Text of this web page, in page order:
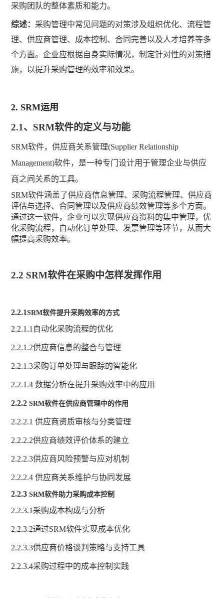
采购团队的整体素质和能力。
综述： 采购管理中常见问题的对策涉及组织优化、流程管
理、供应商管理、成本控制、合同完善以及人才培养等多
个方面。企业应根据自身实际情况，制定针对性的对策措
施，以提升采购管理的效率和效果。
2. SRM运用
2.1、 SRM软件的定义与功能
SRM软件，供应商关系管理(Supplier Relationship
Management)软件， 是一种专门设计用于管理企业与供应
商之间关系的工具。
SRM软件涵盖了供应商信息管理、采购流程管理、供应商
评估与选择、合同管理以及供应商绩效管理等多个方面。
通过这一软件，企业可以实现供应商资料的集中管理，优
化采购流程，自动化订单处理、发票管理等环节，从而大
幅提高采购效率。
2.2 SRM软件在采购中怎样发挥作用
2.2.1SRM软件提升采购效率的方式
2.2.1.1自动化采购流程的优化
2.2.1.2供应商信息的整合与管理
2.2.1.3采购订单处理与跟踪的智能化
2.2.1.4 数据分析在提升采购效率中的应用
2.2.2 SRM软件在供应商管理中的作用
2.2.2.1 供应商资质审核与分类管理
2.2.2.2供应商绩效评价体系的建立
2.2.2.3供应商风险预警与应对机制
2.2.2.4 供应商关系维护与协同发展
2.2.3 SRM软件助力采购成本控制
2.2.3.1采购成本构成与分析
2.2.3.2通过SRM软件实现成本优化
2.2.3.3供应商价格谈判策略与支持工具
2.2.3.4采购过程中的成本控制实践